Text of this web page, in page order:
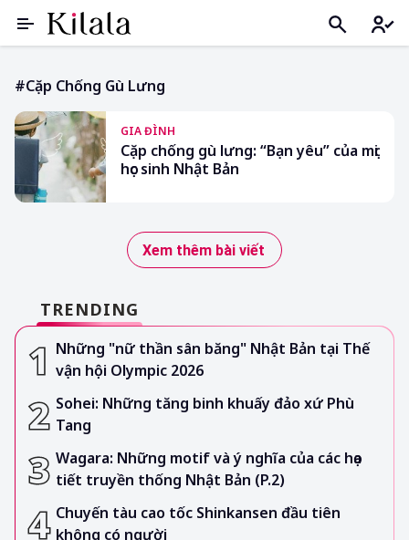
#cặp Chống Gù Lưng
GIA ĐÌNH
Cặp chống gù lưng: “Bạn yêu” của mọi
học sinh Nhật Bản
Xem thêm bài viết
TRENDING
Những "nữ thần sân băng" Nhật Bản tại Thế
vận hội Olympic 2026
Sohei: Những tăng binh khuấy đảo xứ Phù
Tang
Wagara: Những motif và ý nghĩa của các họa
tiết truyền thống Nhật Bản (P.2)
Chuyến tàu cao tốc Shinkansen đầu tiên
không có người